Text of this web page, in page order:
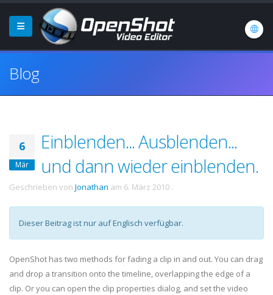
Blog
6
Mär
Einblenden... Ausblenden...
und dann wieder einblenden.
Geschrieben von Jonathan am 6. März 2010 .
Dieser Beitrag ist nur auf Englisch verfügbar.
OpenShot has two methods for fading a clip in and out. You can drag
and drop a transition onto the timeline, overlapping the edge of a
clip. Or you can open the clip properties dialog, and set the video